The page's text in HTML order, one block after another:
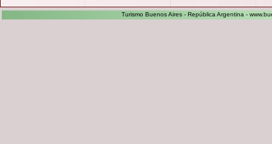
Turismo Buenos Aires - República Argentina -